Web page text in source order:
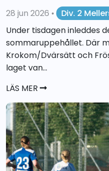
28 jun 2026 •
Div. 2
Under tisdagen inleddes
sommaruppehållet. Där
Krokom/Dvärsätt och
laget van...
LÄS MER